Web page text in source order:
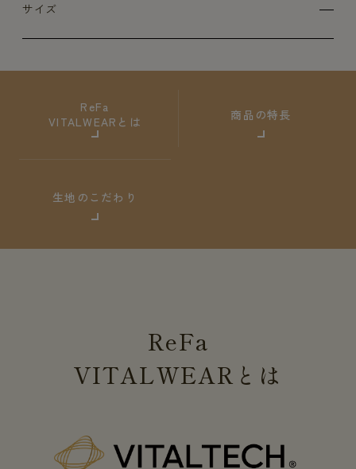
サイズ
ReFa
VITALWEARとは
商品の特長
生地のこだわり
ReFa
VITALWEAR とは